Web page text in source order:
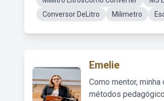
Conversor DeLitro
Milimetro
Emelie
Como mentor,
métodos